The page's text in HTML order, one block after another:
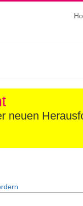
neuen